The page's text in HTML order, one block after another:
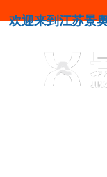
欢迎来到江苏景